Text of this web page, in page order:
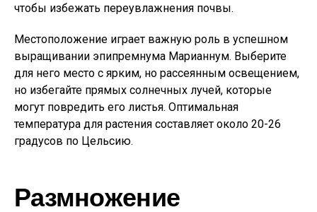
чтобы избежать переувлажнения почвы.
Местоположение играет важную роль в успешном
выращивании эпипремнума Марианнум. Выберите
для него место с ярким, но рассеянным освещением,
но избегайте прямых солнечных лучей, которые
могут повредить его листья. Оптимальная
температура для растения составляет около 20-26
градусов по Цельсию.
Размножение